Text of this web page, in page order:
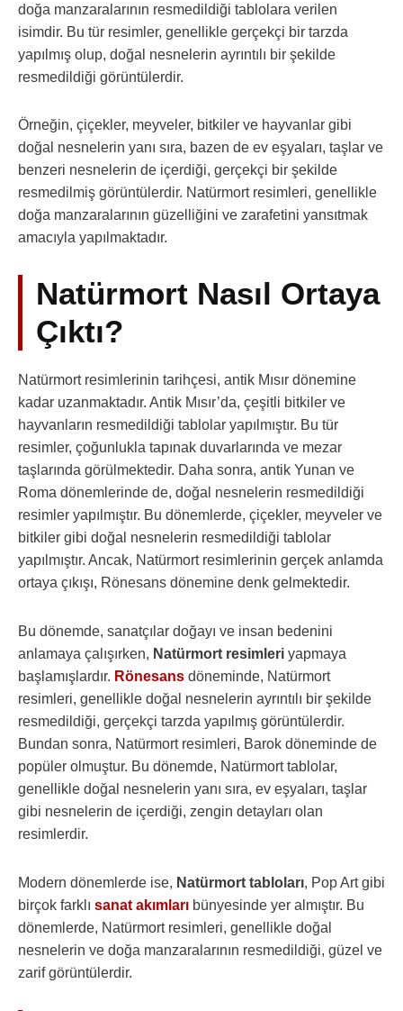
doğa manzaralarının resmedildiği tablolara verilen
isimdir. Bu tür resimler, genellikle gerçekçi bir tarzda
yapılmış olup, doğal nesnelerin ayrıntılı bir şekilde
resmedildiği görüntülerdir.
Örneğin, çiçekler, meyveler, bitkiler ve hayvanlar gibi
doğal nesnelerin yanı sıra, bazen de ev eşyaları, taşlar ve
benzeri nesnelerin de içerdiği, gerçekçi bir şekilde
resmedilmiş görüntülerdir. Natürmort resimleri, genellikle
doğa manzaralarının güzelliğini ve zarafetini yansıtmak
amacıyla yapılmaktadır.
Natürmort Nasıl Ortaya
Çıktı?
Natürmort resimlerinin tarihçesi, antik Mısır dönemine
kadar uzanmaktadır. Antik Mısır’da, çeşitli bitkiler ve
hayvanların resmedildiği tablolar yapılmıştır. Bu tür
resimler, çoğunlukla tapınak duvarlarında ve mezar
taşlarında görülmektedir. Daha sonra, antik Yunan ve
Roma dönemlerinde de, doğal nesnelerin resmedildiği
resimler yapılmıştır. Bu dönemlerde, çiçekler, meyveler ve
bitkiler gibi doğal nesnelerin resmedildiği tablolar
yapılmıştır. Ancak, Natürmort resimlerinin gerçek anlamda
ortaya çıkışı, Rönesans dönemine denk gelmektedir.
Bu dönemde, sanatçılar doğayı ve insan bedenini
anlamaya çalışırken, Natürmort resimleri yapmaya
başlamışlardır. Rönesans döneminde, Natürmort
resimleri, genellikle doğal nesnelerin ayrıntılı bir şekilde
resmedildiği, gerçekçi tarzda yapılmış görüntülerdir.
Bundan sonra, Natürmort resimleri, Barok döneminde de
popüler olmuştur. Bu dönemde, Natürmort tablolar,
genellikle doğal nesnelerin yanı sıra, ev eşyaları, taşlar
gibi nesnelerin de içerdiği, zengin detayları olan
resimlerdir.
Modern dönemlerde ise, Natürmort tabloları, Pop Art gibi
birçok farklı sanat akımları bünyesinde yer almıştır. Bu
dönemlerde, Natürmort resimleri, genellikle doğal
nesnelerin ve doğa manzaralarının resmedildiği, güzel ve
zarif görüntülerdir.